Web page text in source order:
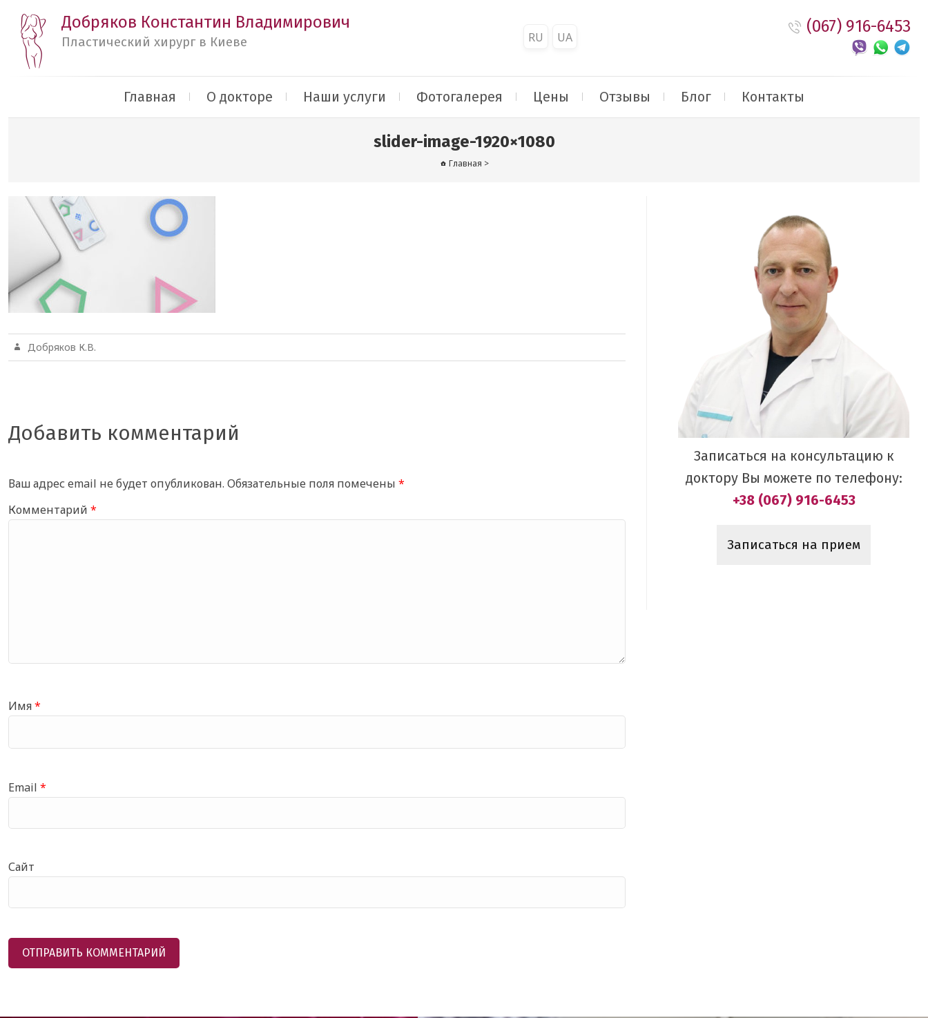
Добряков Константин Владимирович
Пластический хирург в Киеве RU UA
(067) 916-6453
Главная О докторе Наши услуги Фотогалерея Цены Отзывы Блог Контакты
slider-image-1920×1080
Главная >
Добряков К.В.
Добавить комментарий
Ваш адрес email не будет опубликован. Обязательные поля помечены *
Комментарий *
Имя*
Email *
Сайт
Записаться на консультацию к
доктору Вы можете по телефону:
+38 (067) 916-6453
Записаться на прием